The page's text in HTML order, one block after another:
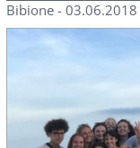
Bibione - 03.06.2018